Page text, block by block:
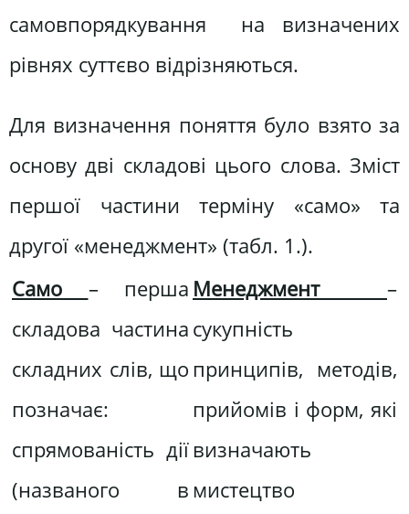
самовпорядкування на визначених
рівнях суттєво відрізняються.
Для визначення поняття було взято за
основу дві складові цього слова. Зміст
першої частини терміну «само» та
другої «менеджмент» (табл. 1.).
Само – перша
складова частина
складних слів, що
позначає:
спрямованість дії
(названого в
Менеджмент –
сукупність
принципів, методів,
прийомів і форм, які
визначають
мистецтво